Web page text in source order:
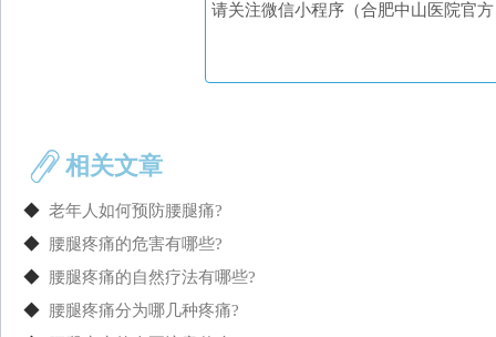
请关注微信小程序（合肥中山医院官
相关文章
◆ 老年人如何预防腰腿痛?
◆
腰腿疼痛的危害有哪些?
◆
腰腿疼痛的自然疗法有哪些?
◆
腰腿疼痛分为哪几种疼痛?